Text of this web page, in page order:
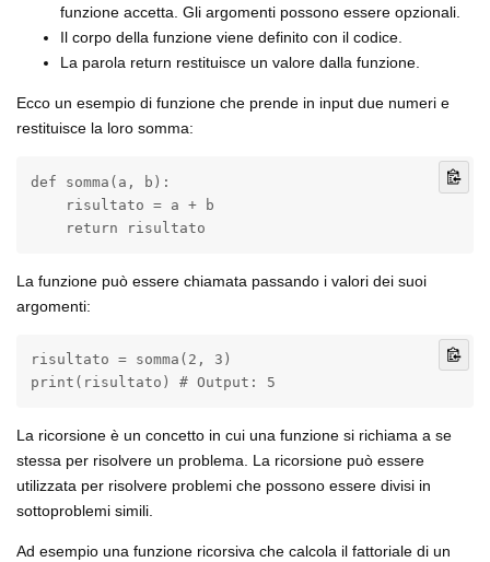
funzione accetta. Gli argomenti possono essere opzionali.
Il corpo della funzione viene definito con il codice.
La parola return restituisce un valore dalla funzione.
Ecco un esempio di funzione che prende in input due numeri e
restituisce la loro somma:
def somma(a, b):
    risultato = a + b
    return risultato
La funzione può essere chiamata passando i valori dei suoi
argomenti:
risultato = somma(2, 3)
print(risultato) # Output: 5
La ricorsione è un concetto in cui una funzione si richiama a se
stessa per risolvere un problema. La ricorsione può essere
utilizzata per risolvere problemi che possono essere divisi in
sottoproblemi simili.
Ad esempio una funzione ricorsiva che calcola il fattoriale di un